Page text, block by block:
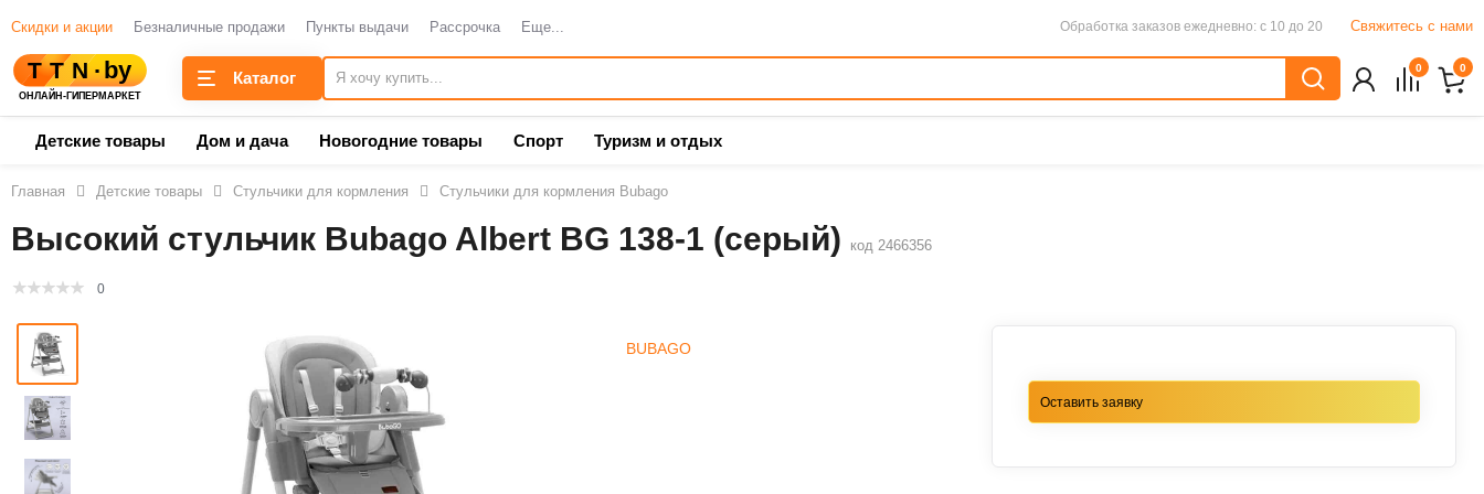
Скидки и акции Безналичные продажи Пункты выдачи Рассрочка Еще... Обработка заказовежедневно: с 10 до 20 Свяжитесь с нами
Каталог
0 0
Детские товары Дом и дача Новогодние товары Спорт Туризм и отдых
Главная Детские товары Стульчики для кормления Стульчики для кормления Bubago
Высокий стульчик Bubago Albert BG 138-1 (серый) код 2466356
0
BUBAGO
Оставить заявку